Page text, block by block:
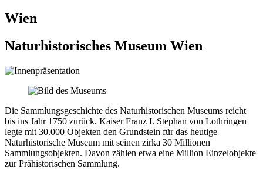
Wien
Naturhistorisches Museum Wien
Die Sammlungsgeschichte des Naturhistorischen Museums reicht
bis ins Jahr 1750 zurück. Kaiser Franz I. Stephan von Lothringen
legte mit 30.000 Objekten den Grundstein für das heutige
Naturhistorische Museum mit seinen zirka 30 Millionen
Sammlungsobjekten. Davon zählen etwa eine Million Einzelobjekte
zur Prähistorischen Sammlung.